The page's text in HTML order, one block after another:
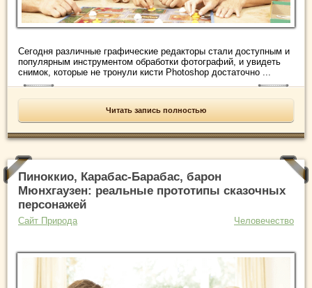
Сегодня различные графические редакторы стали доступным и
популярным инструментом обработки фотографий, и увидеть
снимок, которые не тронули кисти Photoshop достаточно ...
Читать запись полностью
Пиноккио, Карабас-Барабас, барон
Мюнхгаузен: реальные прототипы сказочных
персонажей
Сайт Природа Человечество